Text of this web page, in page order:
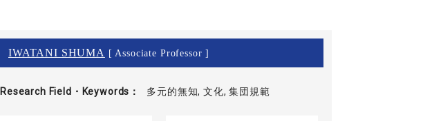
IWATANI SHUMA [ Associate Professor ]
Research Field・ Keywords 多元的無知, 文化, 集団規範